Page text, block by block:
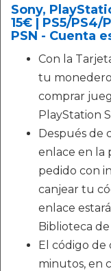
Sony,
15€ | PS5/
PSN - Cuenta
Con la
tu
comprar
PlayStation
Después de
enlace en la
pedido con
canjear tu
enlace
Biblioteca
El código de
minutos, en